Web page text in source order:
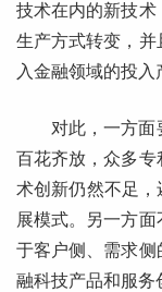
技术在内的新技术
生产方式转变，并
入金融领域的投入
对此，一方面
百花齐放，众多
术创新仍然不足，
展模式。另一方
于客户侧、需求侧
融科技产品和服务